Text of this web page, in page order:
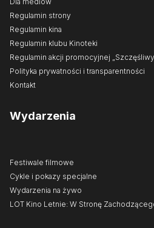
Regulamin strony
Regulamin kina
Regulamin klubu Kinoteki
Regulamin akcji promocyjnej
Polityka prywatności i transparentności
Kontakt
Wydarzenia
Festiwale filmowe
Cykle i pokazy specjalne
Wydarzenia na żywo
LOT Kino Letnie: W Stronę